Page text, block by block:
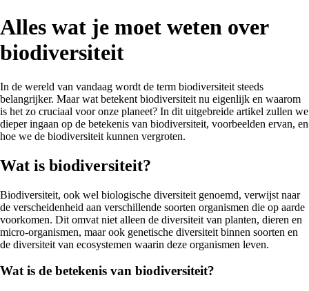
Alles wat je moet weten over
biodiversiteit
In de wereld van vandaag wordt de term biodiversiteit steeds
belangrijker. Maar wat betekent biodiversiteit nu eigenlijk en waarom
is het zo cruciaal voor onze planeet? In dit uitgebreide artikel zullen we
dieper ingaan op de betekenis van biodiversiteit, voorbeelden ervan, en
hoe we de biodiversiteit kunnen vergroten.
Wat is biodiversiteit?
Biodiversiteit, ook wel biologische diversiteit genoemd, verwijst naar
de verscheidenheid aan verschillende soorten organismen die op aarde
voorkomen. Dit omvat niet alleen de diversiteit van planten, dieren en
micro-organismen, maar ook genetische diversiteit binnen soorten en
de diversiteit van ecosystemen waarin deze organismen leven.
Wat is de betekenis van biodiversiteit?